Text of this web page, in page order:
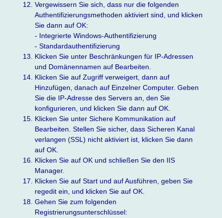
Vergewissern Sie sich, dass nur die folgenden
Authentifizierungsmethoden aktiviert sind, und klicken
Sie dann auf OK:
- Integrierte Windows-Authentifizierung
- Standardauthentifizierung
Klicken Sie unter Beschränkungen für IP-Adressen
und Domänennamen auf Bearbeiten.
Klicken Sie auf Zugriff verweigert, dann auf
Hinzufügen, danach auf Einzelner Computer. Geben
Sie die IP-Adresse des Servers an, den Sie
konfigurieren, und klicken Sie dann auf OK.
Klicken Sie unter Sichere Kommunikation auf
Bearbeiten. Stellen Sie sicher, dass Sicheren Kanal
verlangen (SSL) nicht aktiviert ist, klicken Sie dann
auf OK.
Klicken Sie auf OK und schließen Sie den IIS
Manager.
Klicken Sie auf Start und auf Ausführen, geben Sie
regedit ein, und klicken Sie auf OK.
Gehen Sie zum folgenden
Registrierungsunterschlüssel: